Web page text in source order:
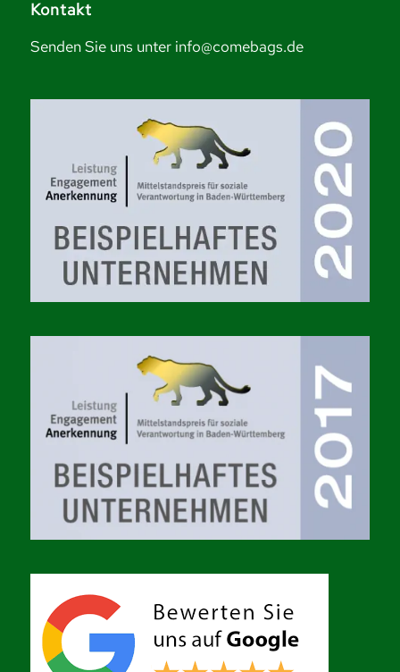
Kontakt
Senden Sie uns unter info@comebags.de